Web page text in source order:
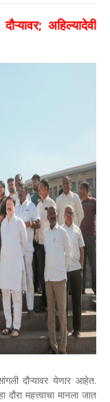
अहिल्यादेवी
दौऱ्यावर येणार आहेत.
महत्त्वाचा मानला जात